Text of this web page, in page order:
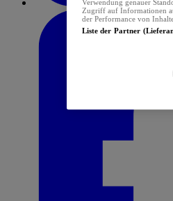
Verwendung genauer
Zugriff auf Informationen
der Performance von
Liste der Partner